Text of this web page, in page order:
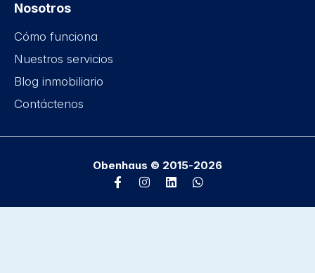
Nosotros
Cómo funciona
Nuestros servicios
Blog inmobiliario
Contáctenos
Obenhaus © 2015-2026